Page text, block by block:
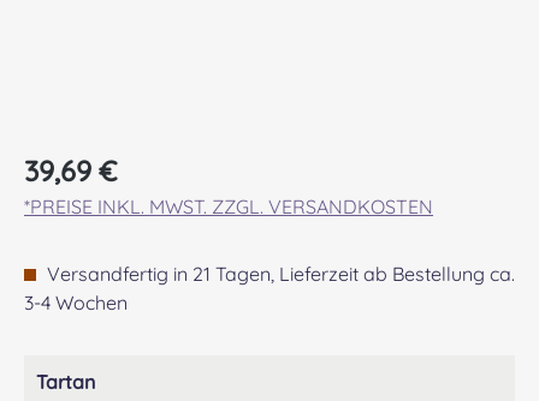
Regulärer Preis:
39,69 €
*PREISE INKL. MWST. ZZGL. VERSANDKOSTEN
Versandfertig in 21 Tagen, Lieferzeit ab Bestellung ca.
3-4 Wochen
Tartanauswählen